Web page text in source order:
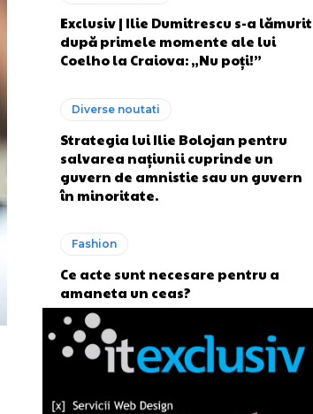
Exclusiv | Ilie Dumitrescu s-a lămurit
după primele momente ale lui
Coelho la Craiova: „Nu poți!”
Diverse noutati
Strategia lui Ilie Bolojan pentru
salvarea națiunii cuprinde un
guvern de amnistie sau un guvern
în minoritate.
Fashion
Ce acte sunt necesare pentru a
amaneta un ceas?